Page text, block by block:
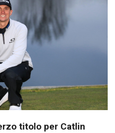
titolo per Catlin